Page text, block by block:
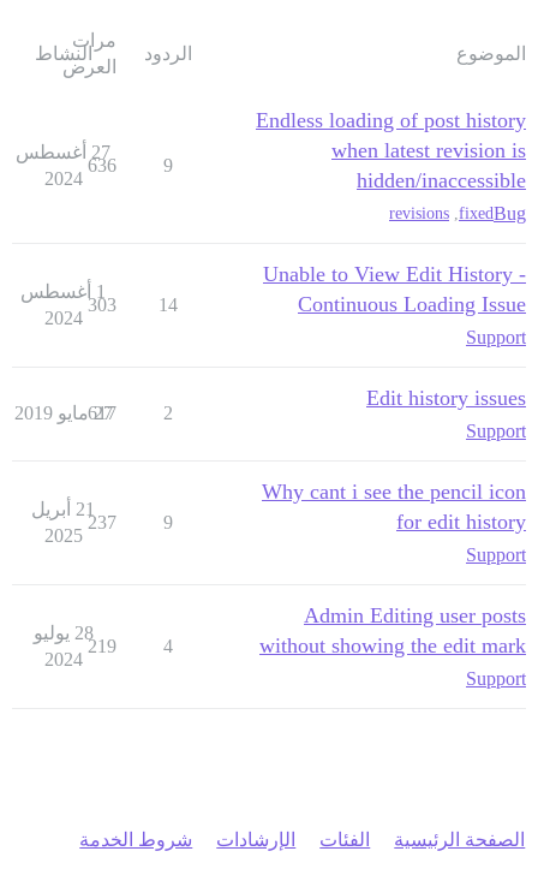
الموضوع الردود
مرات
العرض
النشاط
Endless loading of post history
when latest revision is
hidden/inaccessible
Bug
fixed
,
revisions
9
636
27 أغسطس
2024
Unable to View Edit History -
Continuous Loading Issue
Support
14
303
1 أغسطس
2024
Edit history issues
Support
2
617
27 مايو 2019
Why cant i see the pencil icon
for edit history
Support
9
237
21 أبريل
2025
Admin Editing user posts
without showing the edit mark
Support
4
219
28 يوليو
2024
الصفحة الرئيسية الفئات الإرشادات شروط الخدمة